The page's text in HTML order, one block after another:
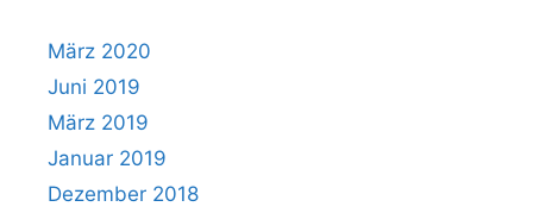
März 2020
Juni 2019
März 2019
Januar 2019
Dezember 2018